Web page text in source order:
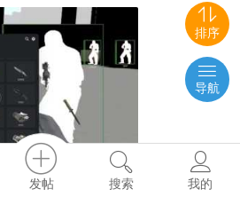
发帖 搜索 我的
排序
导航